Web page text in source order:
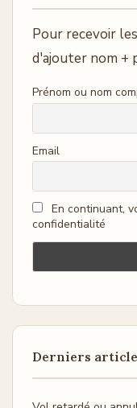
Pour recevoir
d'ajouter nom +
Prénom ou nom
Email
En continuant,
confidentialité
Derniers